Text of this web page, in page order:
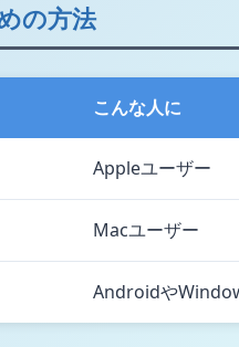
の方法
こんな人に
Appleユーザー
Macユーザー
Androidや